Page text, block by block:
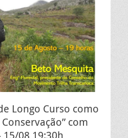
Longo Curso como
com
15/08 19:30h